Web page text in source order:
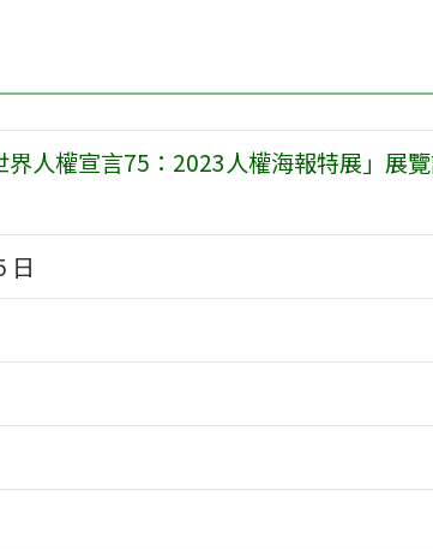
界人權宣言75：2023人權海報特展」展
日